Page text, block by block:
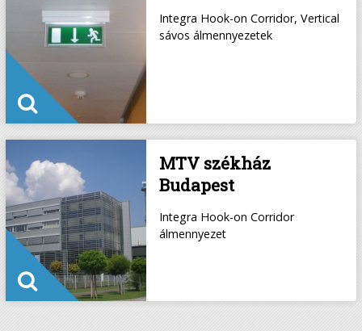
Integra Hook-on Corridor, Vertical
sávos álmennyezetek
MTV székház
Budapest
Integra Hook-on Corridor
álmennyezet